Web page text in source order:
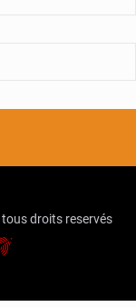
tous droits reservés